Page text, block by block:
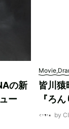
の新
ー
皆川猿
『ろ
by